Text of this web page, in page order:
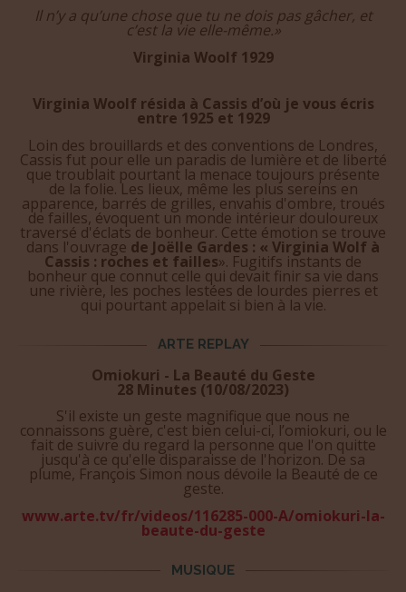
Il n’y a qu’une chose que tu ne dois pas gâcher, et
c’est la vie elle-même.»
Virginia Woolf 1929
Virginia Woolf résida à Cassis d’où je vous écris
entre 1925 et 1929
Loin des brouillards et des conventions de Londres,
Cassis fut pour elle un paradis de lumière et de liberté
que troublait pourtant la menace toujours présente
de la folie. Les lieux, même les plus sereins en
apparence, barrés de grilles, envahis d'ombre, troués
de failles, évoquent un monde intérieur douloureux
traversé d'éclats de bonheur. Cette émotion se trouve
dans l'ouvrage de Joëlle Gardes : « Virginia Wolf à
Cassis : roches et failles». Fugitifs instants de
bonheur que connut celle qui devait finir sa vie dans
une rivière, les poches lestées de lourdes pierres et
qui pourtant appelait si bien à la vie.
ARTE REPLAY
Omiokuri - La Beauté du Geste
28 Minutes (10/08/2023)
S'il existe un geste magnifique que nous ne
connaissons guère, c'est bien celui-ci, l’omiokuri, ou le
fait de suivre du regard la personne que l'on quitte
jusqu'à ce qu'elle disparaisse de l'horizon. De sa
plume, François Simon nous dévoile la Beauté de ce
geste.
www.arte.tv/fr/videos/116285-000-A/omiokuri-la-
beaute-du-geste
MUSIQUE